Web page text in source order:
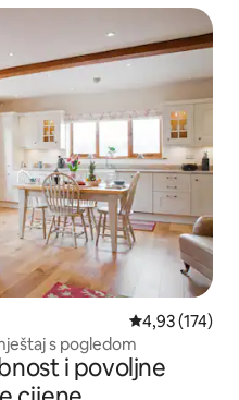
„Odabrali gosti”
Prosječna
4,93 (174)
s pogledom
i povoljne